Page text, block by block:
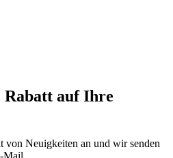
Rabatt auf Ihre
von Neuigkeiten an und wir senden
Mail.